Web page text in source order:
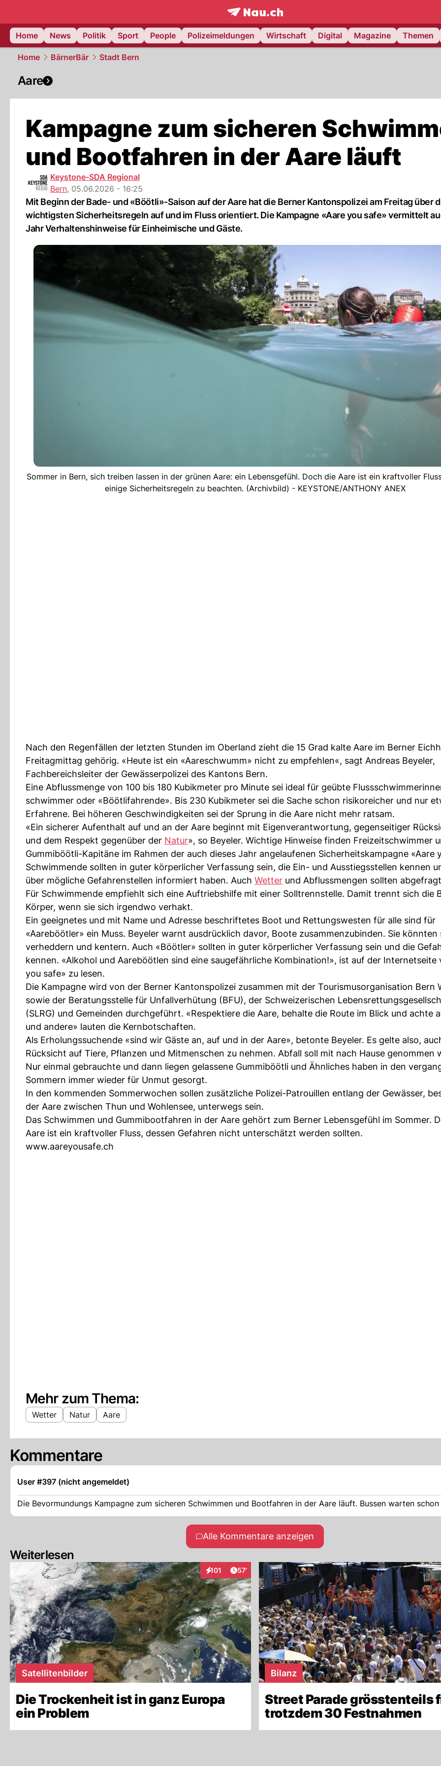
frontpage.NAU.ch
Home
News Politik Sport People Polizeimeldungen Wirtschaft Digital Magazine Themen
Home BärnerBär Stadt Bern
Aare
Kampagne zum sicheren
und Bootfahren in der Aare läuft
Keystone-SDA Regional
Bern, 05.06.2026 - 16:25
Mit Beginn der Bade- und «Böötli»-Saison auf der Aare hat die Berner Kantonspolizei am Freitag über
wichtigsten Sicherheitsregeln auf und im Fluss orientiert. Die Kampagne «Aare you safe» vermittelt
Jahr Verhaltenshinweise für Einheimische und Gäste.
Sommer in Bern, sich treiben lassen in der grünen Aare: ein Lebensgefühl. Doch die Aare ist ein kraftvoller
einige Sicherheitsregeln zu beachten. (Archivbild) - KEYSTONE/ANTHONY ANEX
Nach den Regenfällen der letzten Stunden im Oberland zieht die 15 Grad kalte Aare im Berner
Freitagmittag gehörig. «Heute ist ein «Aareschwumm» nicht zu empfehlen«, sagt Andreas Beyeler,
Fachbereichsleiter der Gewässerpolizei des Kantons Bern.
Eine Abflussmenge von 100 bis 180 Kubikmeter pro Minute sei ideal für geübte
schwimmer oder «Böötlifahrende». Bis 230 Kubikmeter sei die Sache schon risikoreicher und nur
Erfahrene. Bei höheren Geschwindigkeiten sei der Sprung in die Aare nicht mehr ratsam.
«Ein sicherer Aufenthalt auf und an der Aare beginnt mit Eigenverantwortung, gegenseitiger
und dem Respekt gegenüber der Natur», so Beyeler. Wichtige Hinweise finden Freizeitschwimmer
Gummiböötli-Kapitäne im Rahmen der auch dieses Jahr angelaufenen Sicherheitskampagne «Aare
Schwimmende sollten in guter körperlicher Verfassung sein, die Ein- und Ausstiegsstellen kennen
über mögliche Gefahrenstellen informiert haben. Auch Wetter und Abflussmengen sollten
Für Schwimmende empfiehlt sich eine Auftriebshilfe mit einer Solltrennstelle. Damit trennt sich die
Körper, wenn sie sich irgendwo verhakt.
Ein geeignetes und mit Name und Adresse beschriftetes Boot und Rettungswesten für alle sind für
«Aareböötler» ein Muss. Beyeler warnt ausdrücklich davor, Boote zusammenzubinden. Sie könnten
verheddern und kentern. Auch «Böötler» sollten in guter körperlicher Verfassung sein und die
kennen. «Alkohol und Aareböötlen sind eine saugefährliche Kombination!», ist auf der Internetseite
you safe» zu lesen.
Die Kampagne wird von der Berner Kantonspolizei zusammen mit der Tourismusorganisation Bern
sowie der Beratungsstelle für Unfallverhütung (BFU), der Schweizerischen
(SLRG) und Gemeinden durchgeführt. «Respektiere die Aare, behalte die Route im Blick und achte
und andere» lauten die Kernbotschaften.
Als Erholungssuchende «sind wir Gäste an, auf und in der Aare», betonte Beyeler. Es gelte also,
Rücksicht auf Tiere, Pflanzen und Mitmenschen zu nehmen. Abfall soll mit nach Hause genommen
Nur einmal gebrauchte und dann liegen gelassene Gummiböötli und Ähnliches haben in den
Sommern immer wieder für Unmut gesorgt.
In den kommenden Sommerwochen sollen zusätzliche Polizei-Patrouillen entlang der Gewässer,
der Aare zwischen Thun und Wohlensee, unterwegs sein.
Das Schwimmen und Gummibootfahren in der Aare gehört zum Berner Lebensgefühl im Sommer.
Aare ist ein kraftvoller Fluss, dessen Gefahren nicht unterschätzt werden sollten.
www.aareyousafe.ch
Mehr zum Thema:
Wetter Natur Aare
Kommentare
User #397 (nicht angemeldet)
Die Bevormundungs Kampagne zum sicheren Schwimmen und Bootfahren in der Aare läuft. Bussen warten schon
Alle Kommentare anzeigen
Weiterlesen
101
InteraktionenArtikel veröffentlicht:
57'
Satellitenbilder
Die Trockenheit ist in ganz Europa
ein Problem
Bilanz
Street Parade grösstenteils
trotzdem 30 Festnahmen